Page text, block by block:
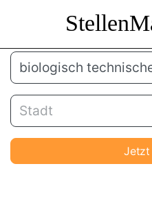
Jetzt